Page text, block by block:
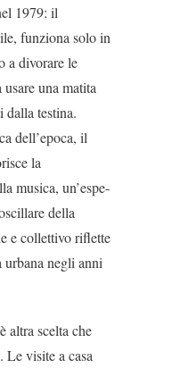
1979: il
funziona solo in
a divorare le
usare una matita
dalla testina.
dell’epoca, il
la
musica, un’espe­
della
e collettivo riflette
urbana negli anni
altra scelta che
Le visite a casa